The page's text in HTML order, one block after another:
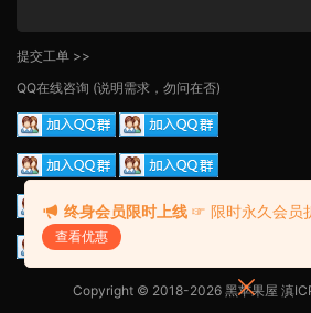
提交工单 >>
QQ在线咨询 (说明需求，勿问在否)
Copyright © 2018-2026 黑苹果屋 滇
终身会员限时上线 ☞ 限时永久会员
查看优惠